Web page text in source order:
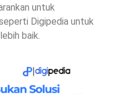
untuk
Digipedia untuk
baik.